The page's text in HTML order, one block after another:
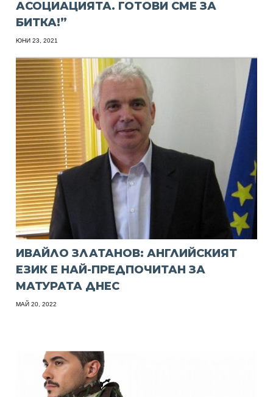
АСОЦИАЦИЯТА. ГОТОВИ СМЕ ЗА
БИТКА!”
ЮНИ 23, 2021
ИВАЙЛО ЗЛАТАНОВ: АНГЛИЙСКИЯТ
ЕЗИК Е НАЙ-ПРЕДПОЧИТАН ЗА
МАТУРАТА ДНЕС
МАЙ 20, 2022